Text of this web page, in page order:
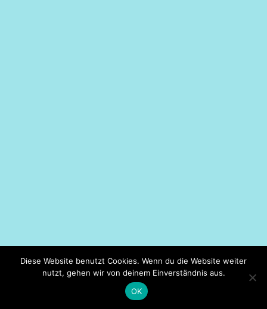
Diese Website benutzt Cookies. Wenn du die Website weiter
nutzt, gehen wir von deinem Einverständnis aus.
OK